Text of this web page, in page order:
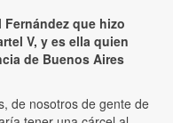
que hizo
V, y es ella quien
de Buenos Aires
de nosotros de gente de